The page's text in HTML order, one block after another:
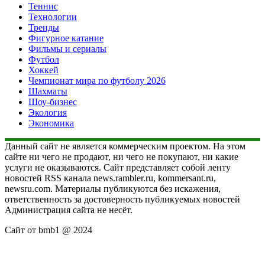
Теннис
Технологии
Тренды
Фигурное катание
Фильмы и сериалы
Футбол
Хоккей
Чемпионат мира по футболу 2026
Шахматы
Шоу-бизнес
Экология
Экономика
Данный сайт не является коммерческим проектом. На этом
сайте ни чего не продают, ни чего не покупают, ни какие
услуги не оказываются. Сайт представляет собой ленту
новостей RSS канала news.rambler.ru, kommersant.ru,
newsru.com. Материалы публикуются без искажения,
ответственность за достоверность публикуемых новостей
Администрация сайта не несёт.
Сайт от bmb1 @ 2024